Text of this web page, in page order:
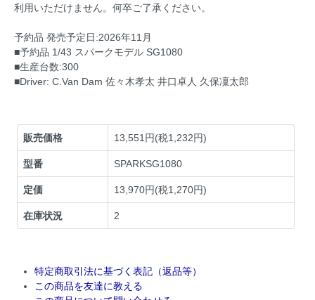
利用いただけません。何卒ご了承ください。
予約品 発売予定日:2026年11月
■予約品 1/43 スパークモデル SG1080
■生産台数:300
■Driver: C.Van Dam 佐々木孝太 井口卓人 久保凜太郎
販売価格 13,551円(税1,232円)
型番 SPARKSG1080
定価 13,970円(税1,270円)
在庫状況 2
特定商取引法に基づく表記（返品等）
この商品を友達に教える